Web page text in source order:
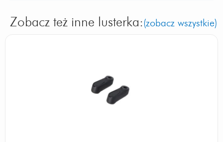
Zobacz też inne lusterka:(zobacz wszystkie)